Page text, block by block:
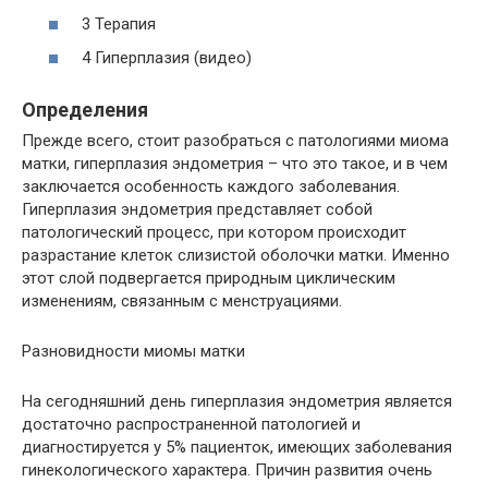
3 Терапия
4 Гиперплазия (видео)
Определения
Прежде всего, стоит разобраться с патологиями миома
матки, гиперплазия эндометрия – что это такое, и в чем
заключается особенность каждого заболевания.
Гиперплазия эндометрия представляет собой
патологический процесс, при котором происходит
разрастание клеток слизистой оболочки матки. Именно
этот слой подвергается природным циклическим
изменениям, связанным с менструациями.
Разновидности миомы матки
На сегодняшний день гиперплазия эндометрия является
достаточно распространенной патологией и
диагностируется у 5% пациенток, имеющих заболевания
гинекологического характера. Причин развития очень